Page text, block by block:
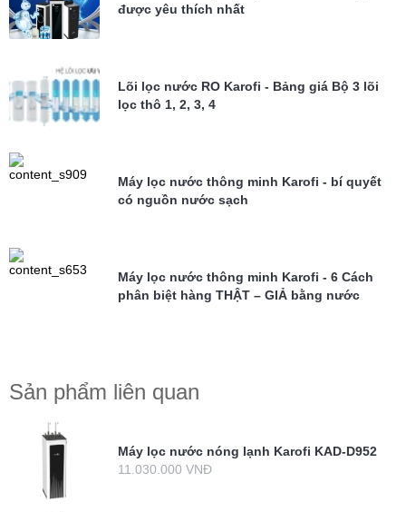
được yêu thích nhất
Lõi lọc nước RO Karofi - Bảng giá Bộ 3 lõi
lọc thô 1, 2, 3, 4
Máy lọc nước thông minh Karofi - bí quyết
có nguồn nước sạch
Máy lọc nước thông minh Karofi - 6 Cách
phân biệt hàng THẬT – GIẢ bằng nước
Sản phẩm liên quan
Máy lọc nước nóng lạnh Karofi KAD-D952
11.030.000 VNĐ